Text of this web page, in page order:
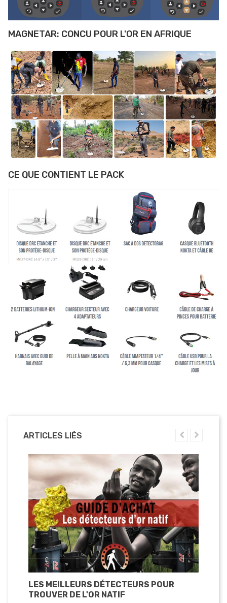
MAGNETAR: CONCU POUR L'OR EN AFRIQUE
CE QUE CONTIENT LE PACK
ARTICLES LIÉS
LES MEILLEURS DÉTECTEURS POUR
TROUVER DE L'OR NATIF